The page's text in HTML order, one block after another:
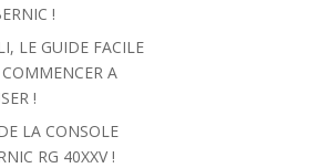
!
LE GUIDE FACILE
A
!
LA CONSOLE
RG 40XXV !